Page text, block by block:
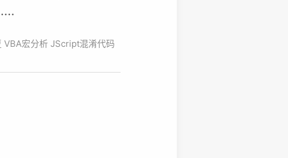
VBA宏分析 JScript混淆代码